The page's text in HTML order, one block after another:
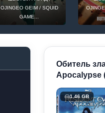
OJINGEO GEIM / SQUID
GAME...
Обитель
Apocalypse
1.46 GB